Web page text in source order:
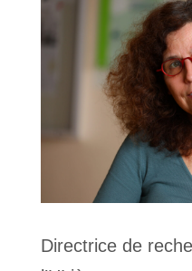
Directrice de